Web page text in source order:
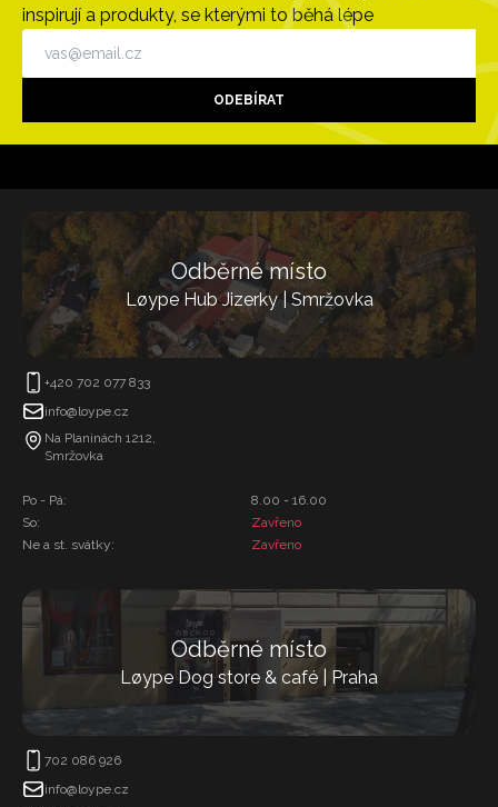
inspirují a produkty, se kterými to běhá lépe
ODEBÍRAT
Odběrné místo
Løype Hub Jizerky | Smržovka
+420 702 077 833
info@loype.cz
Na Planinách 1212,
Smržovka
Po - Pá:
So:
Ne a st. svátky:
8.00 - 16.00
Zavřeno
Zavřeno
Odběrné místo
Løype Dog store & café | Praha
702 086 926
info@loype.cz